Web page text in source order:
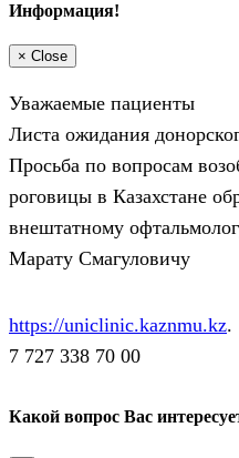
Информация!
× Close
Уважаемые пациенты
Листа ожидания
Просьба по вопросам
роговицы в Казахстане
внештатному
Марату Смагуловичу
https://uniclinic.kaznmu.kz.
7 727 338 70 00
Какой вопрос Вас